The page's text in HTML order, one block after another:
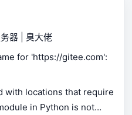
服务器 | 臭大佬
for 'https://gitee.com':
with locations that require
in Python is not